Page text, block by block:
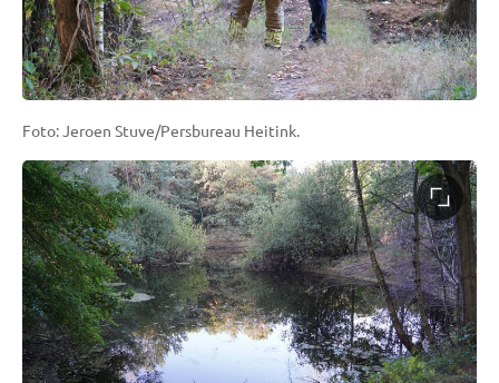
Foto: Jeroen Stuve/Persbureau Heitink.